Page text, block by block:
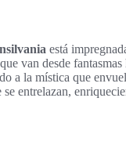
está
van desde fantasmas
a la mística que
entrelazan,